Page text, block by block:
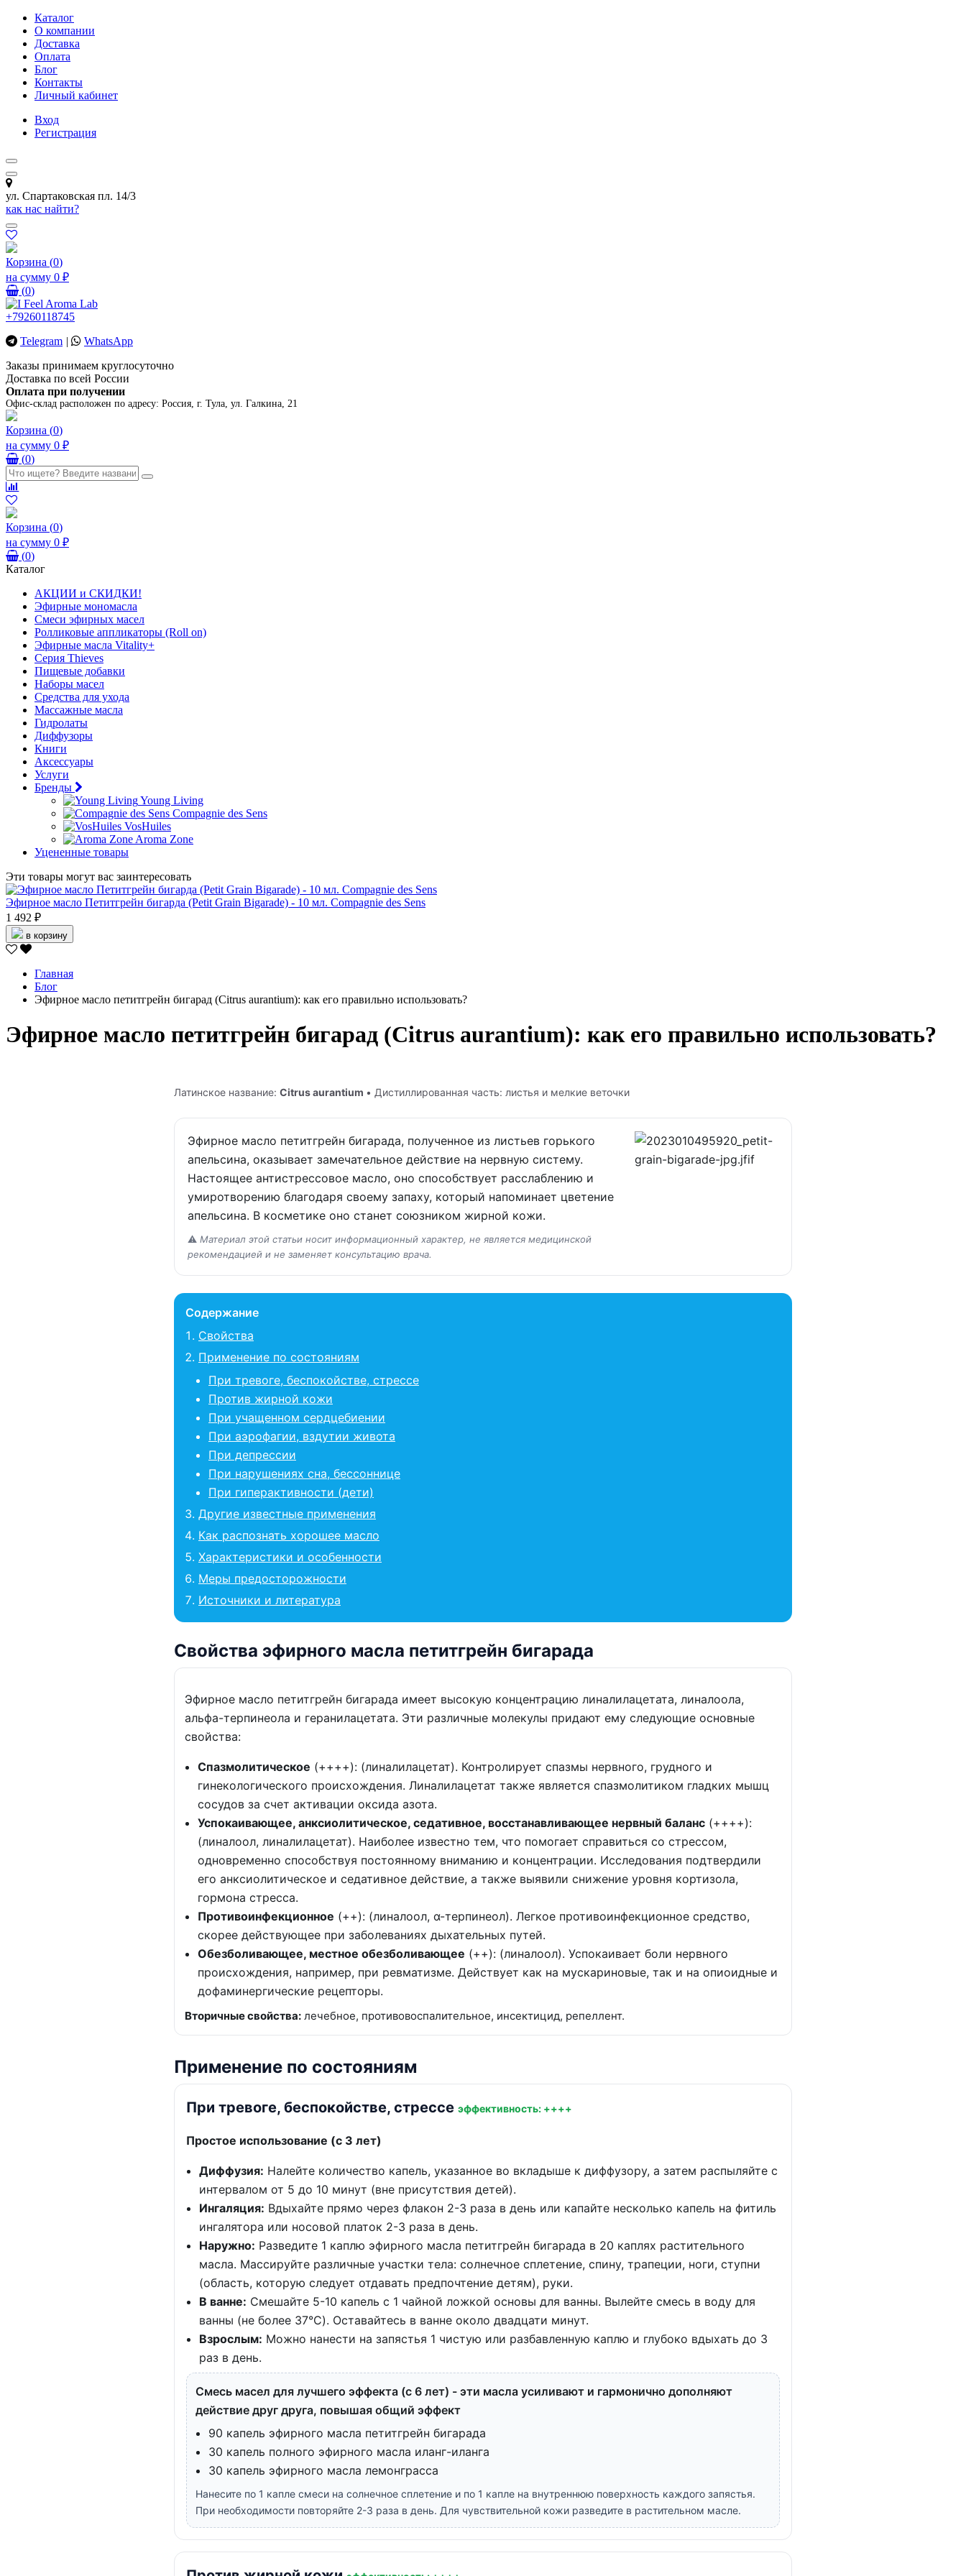
Каталог
О компании
Доставка
Оплата
Блог
Контакты
Личный кабинет
Вход
Регистрация
ул. Спартаковская пл. 14/3
как нас найти?
Корзина (0)
на сумму 0 ₽
(0)
+79260118745
Telegram |
WhatsApp
Заказы принимаем круглосуточно
Доставка по всей России
Оплата при получении
Офис-склад расположен по адресу: Россия, г. Тула, ул. Галкина, 21
Корзина (0)
на сумму 0 ₽
(0)
Корзина (0)
на сумму 0 ₽
(0)
Каталог
АКЦИИ и СКИДКИ!
Эфирные мономасла
Смеси эфирных масел
Ролликовые аппликаторы (Roll on)
Эфирные масла Vitality+
Серия Thieves
Пищевые добавки
Наборы масел
Средства для ухода
Массажные масла
Гидролаты
Диффузоры
Книги
Аксессуары
Услуги
Бренды
Young Living
Compagnie des Sens
VosHuiles
Aroma Zone
Уцененные товары
Эти товары могут вас заинтересовать
Эфирное масло Петитгрейн бигарда (Petit Grain Bigarade) - 10 мл. Compagnie des Sens
1 492 ₽
в корзину
Главная
Блог
Эфирное масло петитгрейн бигарад (Citrus aurantium): как его правильно использовать?
Эфирное масло петитгрейн бигарад (Citrus aurantium): как его правильно использовать?
Латинское название: Citrus aurantium • Дистиллированная часть: листья и мелкие веточки
Эфирное масло петитгрейн бигарада, полученное из листьев горького
апельсина, оказывает замечательное действие на нервную систему.
Настоящее антистрессовое масло, оно способствует расслаблению и
умиротворению благодаря своему запаху, который напоминает цветение
апельсина. В косметике оно станет союзником жирной кожи.
⚠️ Материал этой статьи носит информационный характер, не является медицинской
рекомендацией и не заменяет консультацию врача.
Содержание
Свойства
Применение по состояниям
При тревоге, беспокойстве, стрессе
Против жирной кожи
При учащенном сердцебиении
При аэрофагии, вздутии живота
При депрессии
При нарушениях сна, бессоннице
При гиперактивности (дети)
Другие известные применения
Как распознать хорошее масло
Характеристики и особенности
Меры предосторожности
Источники и литература
Свойства эфирного масла петитгрейн бигарада
Эфирное масло петитгрейн бигарада имеет высокую концентрацию линалилацетата, линалоола,
альфа-терпинеола и геранилацетата. Эти различные молекулы придают ему следующие основные
свойства:
Спазмолитическое (++++): (линалилацетат). Контролирует спазмы нервного, грудного и
гинекологического происхождения. Линалилацетат также является спазмолитиком гладких мышц
сосудов за счет активации оксида азота.
Успокаивающее, анксиолитическое, седативное, восстанавливающее нервный баланс (++++):
(линалоол, линалилацетат). Наиболее известно тем, что помогает справиться со стрессом,
одновременно способствуя постоянному вниманию и концентрации. Исследования подтвердили
его анксиолитическое и седативное действие, а также выявили снижение уровня кортизола,
гормона стресса.
Противоинфекционное (++): (линалоол, α-терпинеол). Легкое противоинфекционное средство,
скорее действующее при заболеваниях дыхательных путей.
Обезболивающее, местное обезболивающее (++): (линалоол). Успокаивает боли нервного
происхождения, например, при ревматизме. Действует как на мускариновые, так и на опиоидные и
дофаминергические рецепторы.
Вторичные свойства: лечебное, противовоспалительное, инсектицид, репеллент.
Применение по состояниям
При тревоге, беспокойстве, стрессе эффективность: ++++
Простое использование (с 3 лет)
Диффузия: Налейте количество капель, указанное во вкладыше к диффузору, а затем распыляйте с
интервалом от 5 до 10 минут (вне присутствия детей).
Ингаляция: Вдыхайте прямо через флакон 2-3 раза в день или капайте несколько капель на фитиль
ингалятора или носовой платок 2-3 раза в день.
Наружно: Разведите 1 каплю эфирного масла петитгрейн бигарада в 20 каплях растительного
масла. Массируйте различные участки тела: солнечное сплетение, спину, трапеции, ноги, ступни
(область, которую следует отдавать предпочтение детям), руки.
В ванне: Смешайте 5-10 капель с 1 чайной ложкой основы для ванны. Вылейте смесь в воду для
ванны (не более 37°C). Оставайтесь в ванне около двадцати минут.
Взрослым: Можно нанести на запястья 1 чистую или разбавленную каплю и глубоко вдыхать до 3
раз в день.
Смесь масел для лучшего эффекта (с 6 лет) - эти масла усиливают и гармонично дополняют
действие друг друга, повышая общий эффект
90 капель эфирного масла петитгрейн бигарада
30 капель полного эфирного масла иланг-иланга
30 капель эфирного масла лемонграсса
Нанесите по 1 капле смеси на солнечное сплетение и по 1 капле на внутреннюю поверхность каждого запястья.
При необходимости повторяйте 2-3 раза в день. Для чувствительной кожи разведите в растительном масле.